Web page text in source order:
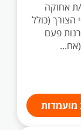
ת אחזקה
(כולל
העבודה: 08:00-16:30 תורנות פעם